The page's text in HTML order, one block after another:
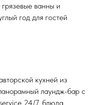
ванны и
год для гостей
кухней из
лаундж-бар с
24/7, блюда